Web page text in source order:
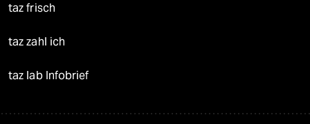
taz frisch
taz zahl ich
taz lab Infobrief